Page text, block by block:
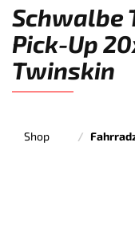
Schwalbe
Pick-Up
Twinskin
Shop